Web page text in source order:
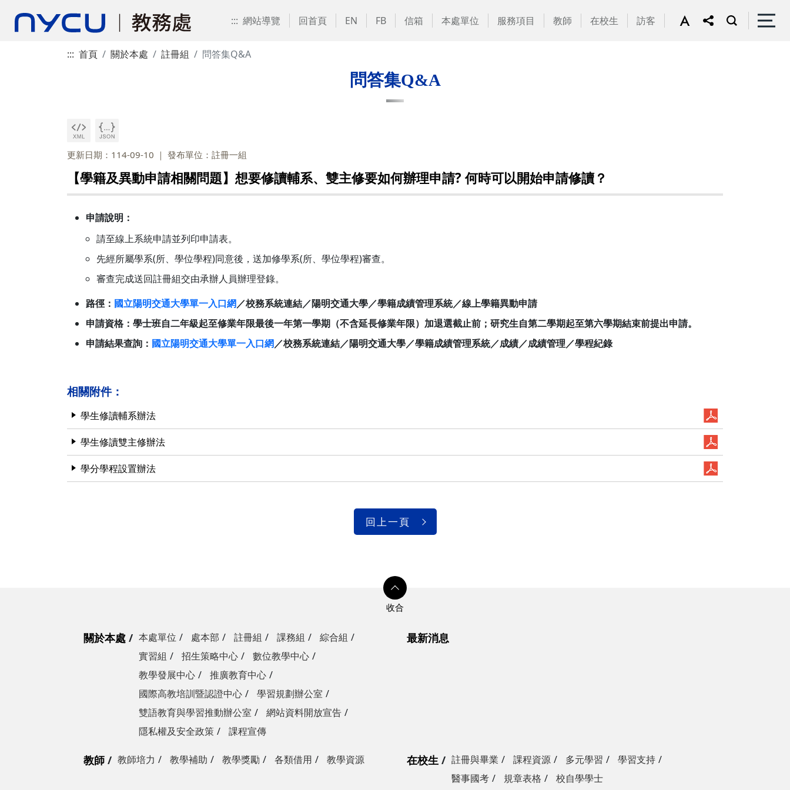
::: 網站導覽 回首頁 EN FB 信箱 本處單位 服務項目 教師 在校生 訪客
::: 首頁 關於本處 註冊組 問答集Q&A
問答集Q&A
更新日期：114-09-10 發布單位：註冊一組
【學籍及異動申請相關問題】想要修讀輔系、雙主修要如何辦理申請? 何時可以開始申請修讀？
申請說明：
請至線上系統申請並列印申請表。
先經所屬學系(所、學位學程)同意後，送加修學系(所、學位學程)審查。
審查完成送回註冊組交由承辦人員辦理登錄。
路徑： 國立陽明交通大學單一入口網／校務系統連結／陽明交通大學／學籍成績管理系統／線上學籍異動申請
申請資格：學士班自二年級起至修業年限最後一年第一學期（不含延長修業年限）加退選截止前；研究生自第二學期起至第六學期結束前提出申請。
申請結果查詢： 國立陽明交通大學單一入口網／校務系統連結／陽明交通大學／學籍成績管理系統／成績／成績管理／學程紀錄
相關附件：
學生修讀輔系辦法
學生修讀雙主修辦法
學分學程設置辦法
回上一頁
關於本處 本處單位 處本部 註冊組 課務組
綜合組
實習組
招生策略中心
數位教學中心
教學發展中心
推廣教育中心
國際高教培訓暨認證中心
學習規劃辦公室
雙語教育與學習推動辦公室
網站資料開放宣告
隱私權及安全政策
課程宣傳
最新消息
教師 教師培力 教學補助 教學獎勵 各類借用 教學資源 在校生 註冊與畢業 課程資源 多元學習
學習支持
醫事國考
規章表格 校自學學士